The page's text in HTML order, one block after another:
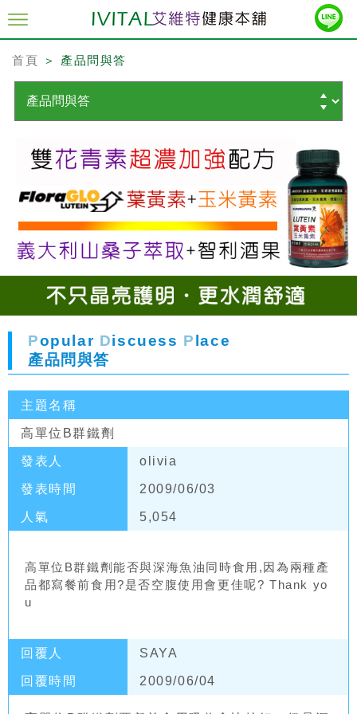
首頁 ＞ 產品問與答
Popular Discuess P lace
產品問與答
主題名稱
高單位B群鐵劑
發表人 olivia
發表時間 2009/06/03
人氣 5,054
高單位B群鐵劑能否與深海魚油同時食用,因為兩種產
品都寫餐前食用?是否空腹使用會更佳呢? Thank yo
u
回覆人 SAYA
回覆時間 2009/06/04